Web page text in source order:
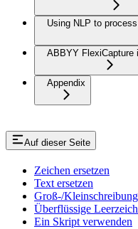
Using NLP to
ABBYY FlexiCapture
Appendix
Auf dieser Seite
Zeichen ersetzen
Text ersetzen
Groß-/
Überflüssige
Ein Skript verwenden